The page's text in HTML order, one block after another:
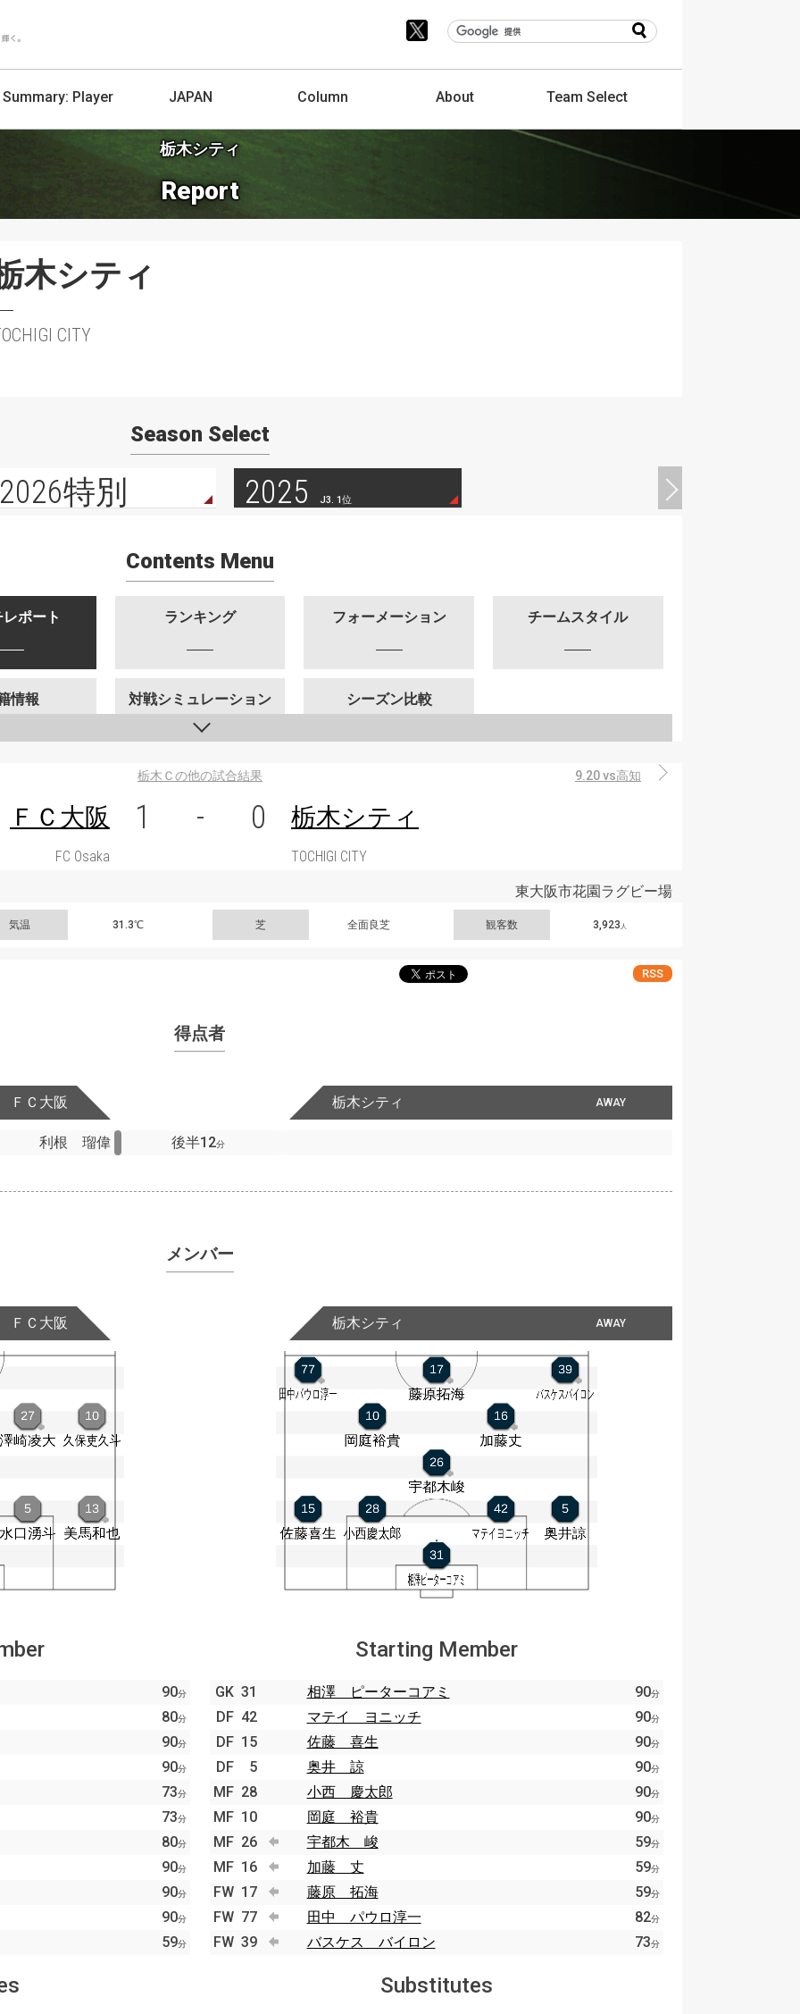
Summary: Player JAPAN Column About TeamSelect
栃木シティ
Report
木シティ
CITY
Season Select
2026特別 2025 J3. 1位
Contents Menu
ポート ランキング フォーメーション チームスタイル
情報 対戦シミュレーション シーズン比較
栃木Ｃの他の試合結果 9.20 vs高知
ＦＣ大阪 1 - 0 栃木シティ
FC Osaka TOCHIGI CITY
東大阪市花園ラグビー場
気温 31.3℃ 芝 全面良芝 観客数 3,923 人
RSS
得点者
ＦＣ大阪 AWAY
栃木シティ
利根 瑠偉 後半12分
メンバー
ＦＣ大阪 AWAY
栃木シティ
90分
80分
90分
90分
73分
73分
80分
90分
90分
90分
59分
Starting Member
GK 31 相澤 ピーターコアミ 90分
DF 42 マテイ ヨニッチ 90分
DF 15 佐藤 喜生 90分
DF 5 奥井 諒 90分
MF 28 小西 慶太郎 90分
MF 10 岡庭 裕貴 90分
MF 26 宇都木 峻 59分
MF 16 加藤 丈 59分
FW 17 藤原 拓海 59分
FW 77 田中 パウロ淳一 82分
FW 39 バスケス バイロン 73分
Substitutes